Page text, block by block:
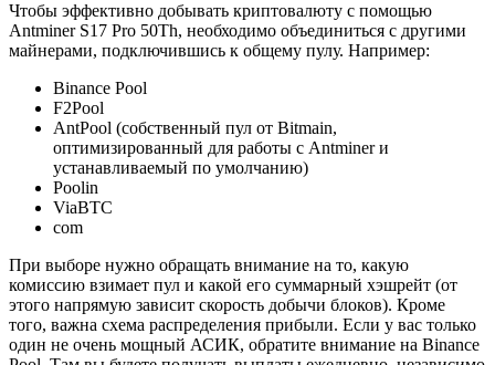
Чтобы эффективно добывать криптовалюту с помощью
Antminer S17 Pro 50Th, необходимо объединиться с другими
майнерами, подключившись к общему пулу. Например:
Binance Pool
F2Pool
AntPool (собственный пул от Bitmain,
оптимизированный для работы с Antminer и
устанавливаемый по умолчанию)
Poolin
ViaBTC
com
При выборе нужно обращать внимание на то, какую
комиссию взимает пул и какой его суммарный хэшрейт (от
этого напрямую зависит скорость добычи блоков). Кроме
того, важна схема распределения прибыли. Если у вас только
один не очень мощный АСИК, обратите внимание на Binance